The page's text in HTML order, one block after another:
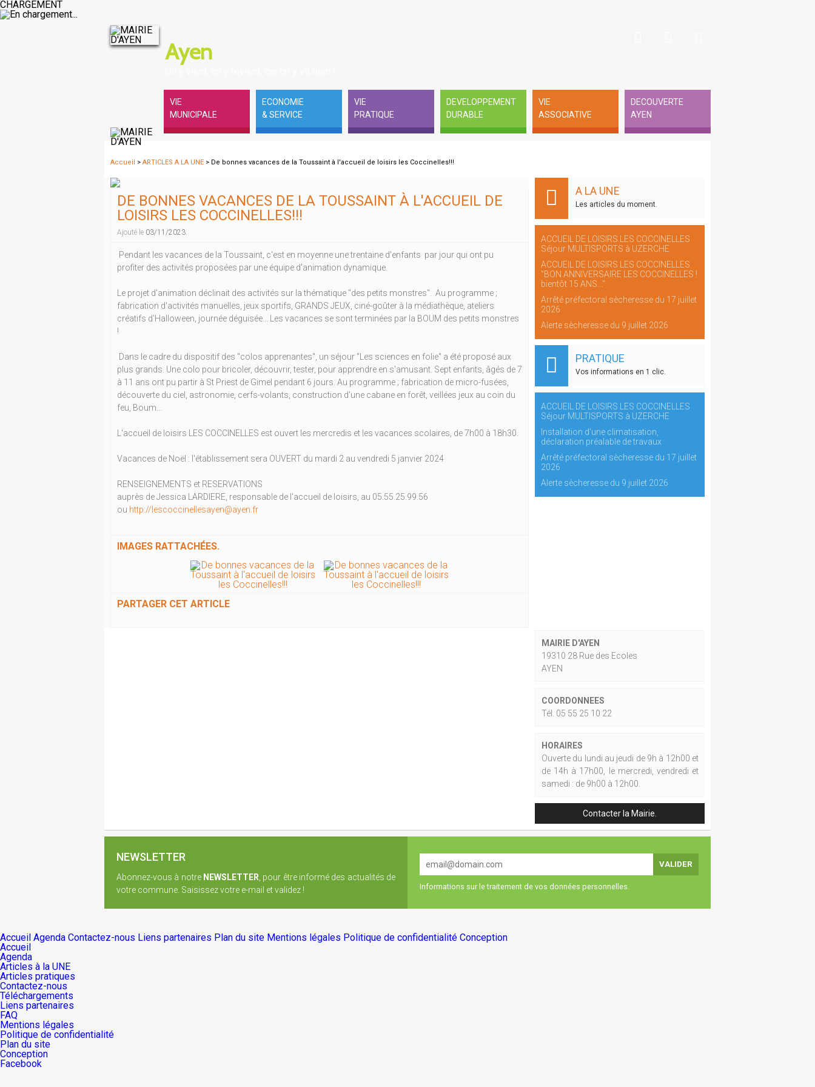
CHARGEMENT
Ayen
VIE
MUNICIPALE
ECONOMIE
& SERVICE
VIE
PRATIQUE
DEVELOPPEMENT
DURABLE
VIE
ASSOCIATIVE
DECOUVERTE
AYEN
Accueil > ARTICLES A LA UNE > De bonnes vacances de la Toussaint à l'accueil de loisirs les Coccinelles!!!
DE BONNES VACANCES DE LA TOUSSAINT À L'ACCUEIL DE
LOISIRS LES COCCINELLES!!!
Ajouté le 03/11/2023.
Pendant les vacances de la Toussaint, c'est en moyenne une trentaine d'enfants par jour qui ont pu
profiter des activités proposées par une équipe d'animation dynamique.
Le projet d'animation déclinait des activités sur la thématique "des petits monstres". Au programme ;
fabrication d'activités manuelles, jeux sportifs, GRANDS JEUX, ciné-goûter à la médiathèque, ateliers
créatifs d'Halloween, journée déguisée... Les vacances se sont terminées par la BOUM des petits monstres
!
Dans le cadre du dispositif des "colos apprenantes", un séjour "Les sciences en folie" a été proposé aux
plus grands. Une colo pour bricoler, découvrir, tester, pour apprendre en s'amusant. Sept enfants, âgés de 7
à 11 ans ont pu partir à St Priest de Gimel pendant 6 jours. Au programme ; fabrication de micro-fusées,
découverte du ciel, astronomie, cerfs-volants, construction d'une cabane en forêt, veillées jeux au coin du
feu, Boum...
L'accueil de loisirs LES COCCINELLES est ouvert les mercredis et les vacances scolaires, de 7h00 à 18h30.
Vacances de Noël : l'établissement sera OUVERT du mardi 2 au vendredi 5 janvier 2024
RENSEIGNEMENTS et RESERVATIONS
auprès de Jessica LARDIERE, responsable de l'accueil de loisirs, au 05.55.25.99.56
ou http://lescoccinellesayen@ayen.fr
IMAGES RATTACHÉES.
PARTAGER CET ARTICLE
A LA UNE
Les articles du moment.
ACCUEIL DE LOISIRS LES COCCINELLES
Séjour MULTISPORTS à UZERCHE
ACCUEIL DE LOISIRS LES COCCINELLES
"BON ANNIVERSAIRE LES COCCINELLES !
bientôt 15 ANS..."
Arrêté préfectoral sècheresse du 17 juillet
2026
Alerte sècheresse du 9 juillet 2026
PRATIQUE
Vos informations en 1 clic.
ACCUEIL DE LOISIRS LES COCCINELLES
Séjour MULTISPORTS à UZERCHE
Installation d'une climatisation,
déclaration préalable de travaux
Arrêté préfectoral sècheresse du 17 juillet
2026
Alerte sècheresse du 9 juillet 2026
MAIRIE D'AYEN
19310 28 Rue des Ecoles
AYEN
COORDONNEES
Tél. 05 55 25 10 22
HORAIRES
Ouverte du lundi au jeudi de 9h à 12h00 et
de 14h à 17h00, le mercredi, vendredi et
samedi : de 9h00 à 12h00.
Contacter la Mairie.
NEWSLETTER
Abonnez-vous à notre NEWSLETTER , pour être informé des actualités de
votre commune. Saisissez votre e-mail et validez !
Informations sur le traitement de vos données personnelles.
Accueil Agenda Contactez-nous Liens partenaires Plan du site Mentions légales Politique de confidentialité Conception
Accueil
Agenda
Articles à la UNE
Articles pratiques
Contactez-nous
Téléchargements
Liens partenaires
FAQ
Mentions légales
Politique de confidentialité
Plan du site
Conception
Facebook